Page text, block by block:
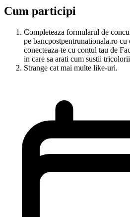
Cum participi
Completeaza formularul de
pe bancpostpentrunationala.ro cu
conecteaza-te cu contul tau de
in care sa arati cum sustii
Strange cat mai multe like-uri.